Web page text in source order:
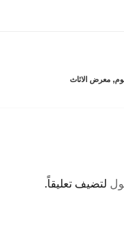
,معرض الاثاث
لتضيف تعليقاً.